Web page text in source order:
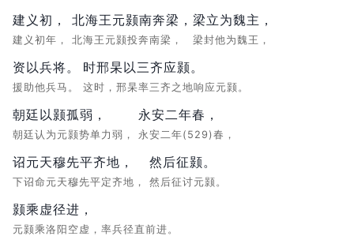
建义初，
建义初年，
北海王元颢南奔梁，
北海王元颢投奔南梁，
梁立为魏主，
梁封他为魏王，
资以兵将。
援助他兵马。
时邢杲以三齐应颢。
这时，邢杲率三齐之地响应元颢。
朝廷以颢孤弱，
朝廷认为元颢势单力弱，
永安二年春，
永安二年(529)春，
诏元天穆先平齐地，
下诏命元天穆先平定齐地，
然后征颢。
然后征讨元颢。
颢乘虚径进，
元颢乘洛阳空虚，率兵径直前进。